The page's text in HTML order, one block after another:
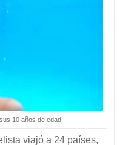
10 años de edad.
viajó a 24 países,